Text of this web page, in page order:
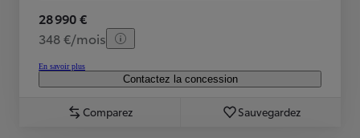
28 990 €
348 €/mois
En savoir plus
Contactez la concession
Comparez Sauvegardez